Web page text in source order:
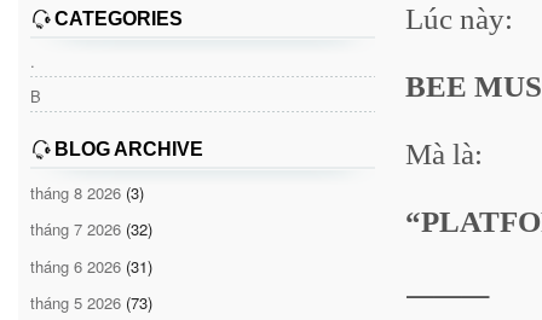
CATEGORIES
.
B
BLOG ARCHIVE
tháng 8 2026 (3)
tháng 7 2026 (32)
tháng 6 2026 (31)
tháng 5 2026 (73)
Lúc này:
BEE
Mà là:
⸻